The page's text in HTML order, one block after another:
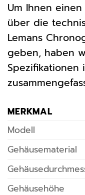
Um Ihnen
über die
Lemans
geben, haben
Spezifikationen
MERKMAL
Modell
Gehäusematerial
Gehäusehöhe